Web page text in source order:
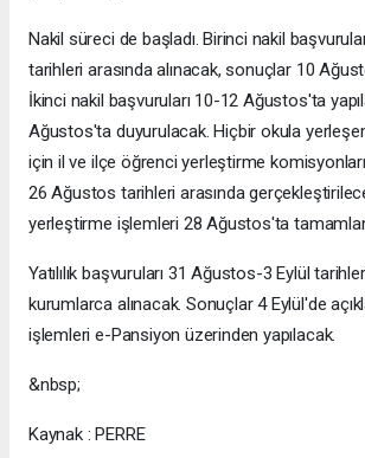
Nakil süreci de başladı. Birinci nakil
tarihleri arasında alınacak, sonuçlar 10
İkinci nakil başvuruları 10-12 Ağustos'ta
Ağustos'ta duyurulacak. Hiçbir okula
için il ve ilçe öğrenci yerleştirme
26 Ağustos tarihleri arasında
yerleştirme işlemleri 28 Ağustos'ta
Yatılılık başvuruları 31 Ağustos-3 Eylül
kurumlarca alınacak. Sonuçlar 4 Eylül'de
işlemleri e-Pansiyon üzerinden yapılacak.
&nbsp;
Kaynak : PERRE